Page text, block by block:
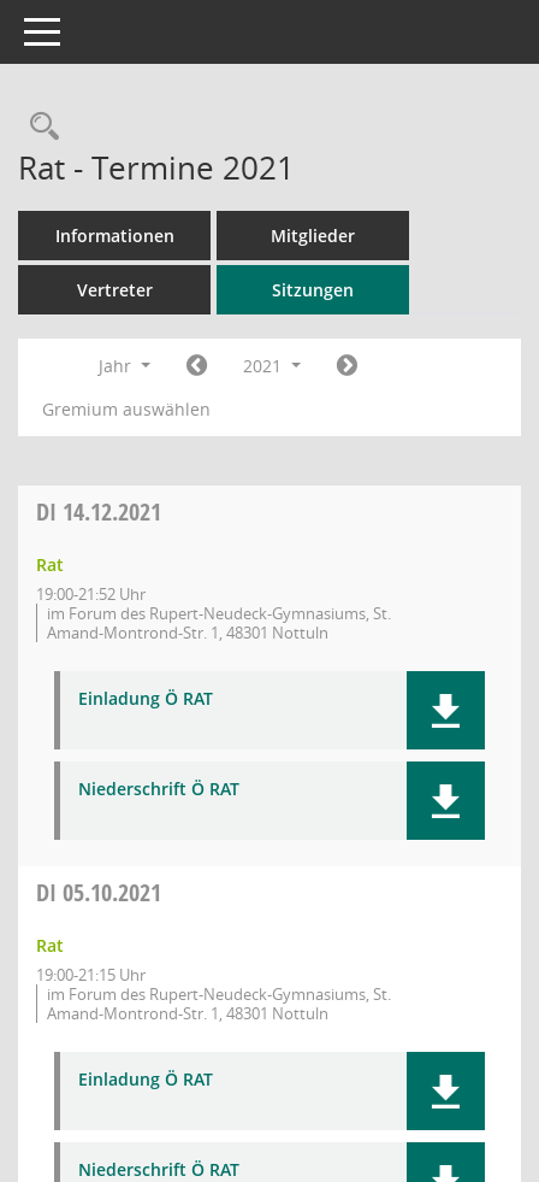
Toggle navigation
Rechercheauswahl
Rat - Termine 2021
Informationen Mitglieder
Vertreter Sitzungen
Jahr
2021
Gremium auswählen
DI 14.12.2021
Rat
19:00-21:52 Uhr
im Forum des Rupert-Neudeck-Gymnasiums, St.
Amand-Montrond-Str. 1, 48301 Nottuln
Einladung Ö RAT
Niederschrift Ö RAT
DI 05.10.2021
Rat
19:00-21:15 Uhr
im Forum des Rupert-Neudeck-Gymnasiums, St.
Amand-Montrond-Str. 1, 48301 Nottuln
Einladung Ö RAT
Niederschrift Ö RAT